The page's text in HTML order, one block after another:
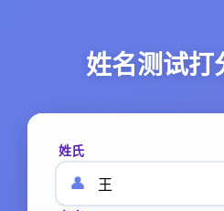
姓名测试打
姓氏
👤